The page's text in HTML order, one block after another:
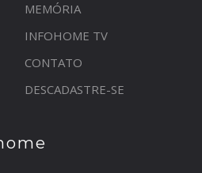
MEMÓRIA
INFOHOME TV
CONTATO
DESCADASTRE-SE